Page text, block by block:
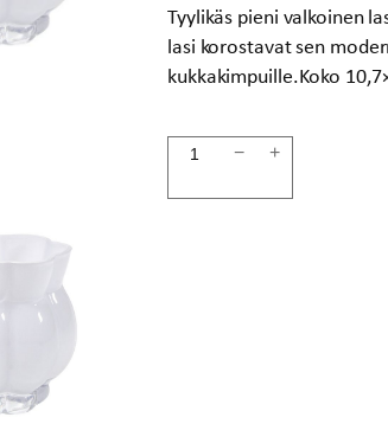
Tyylikäs pieni valkoinen
lasi korostavat sen
kukkakimpuille.Koko
Maljakko
− +